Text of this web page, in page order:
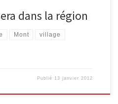
dans la région
Mont village
Publié 13 janvier 2012